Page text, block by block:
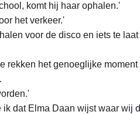
komt hij haar ophalen.'
het verkeer.'
voor de disco en iets te
rekken het genoeglijke
dat Elma Daan wijst waar wij